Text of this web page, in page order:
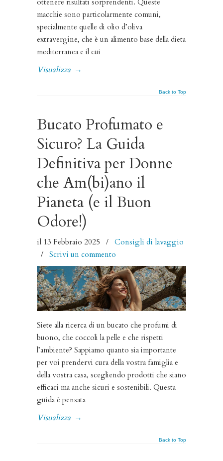
ottenere risultati sorprendenti. Queste
macchie sono particolarmente comuni,
specialmente quelle di olio d’oliva
extravergine, che è un alimento base della dieta
mediterranea e il cui
Visualizza →
Back to Top
Bucato Profumato e
Sicuro? La Guida
Definitiva per Donne
che Am(bi)ano il
Pianeta (e il Buon
Odore!)
il 13 Febbraio 2025 / Consigli di lavaggio
/ Scrivi un commento
Siete alla ricerca di un bucato che profumi di
buono, che coccoli la pelle e che rispetti
l’ambiente? Sappiamo quanto sia importante
per voi prendervi cura della vostra famiglia e
della vostra casa, scegliendo prodotti che siano
efficaci ma anche sicuri e sostenibili. Questa
guida è pensata
Visualizza →
Back to Top